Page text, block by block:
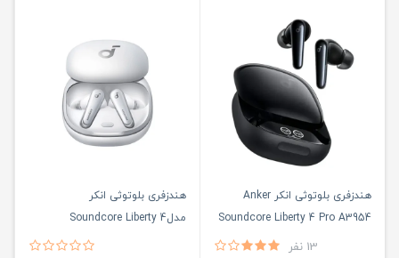
هندزفری بلوتوثی انکر Anker
Soundcore Liberty 4 Pro A3954
13 نفر
هندزفری بلوتوثی انکر
مدلSoundcore Liberty 4